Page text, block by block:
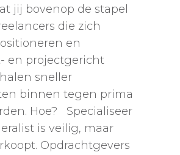
jij bovenop de stapel
die zich
en
en projectgericht
sneller
binnen tegen prima
Hoe? Specialiseer
is veilig, maar
Opdrachtgevers